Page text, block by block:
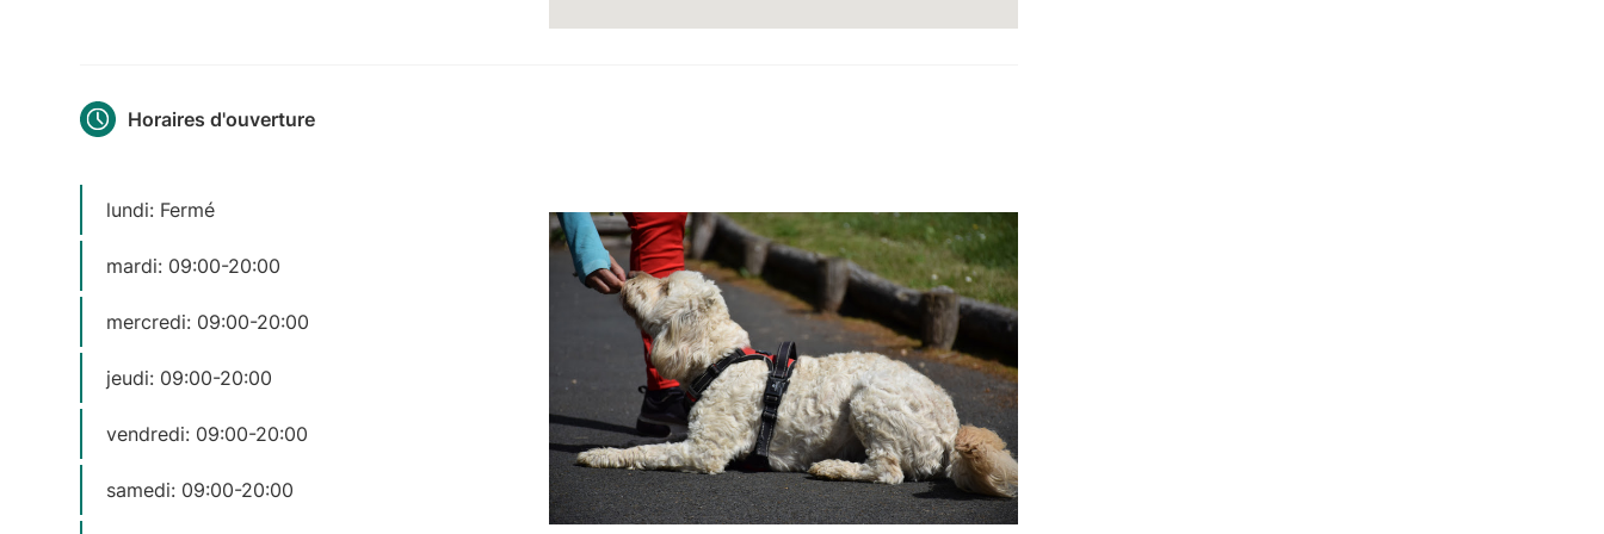
Horaires d'ouverture
lundi: Fermé
mardi: 09:00-20:00
mercredi: 09:00-20:00
jeudi: 09:00-20:00
vendredi: 09:00-20:00
samedi: 09:00-20:00